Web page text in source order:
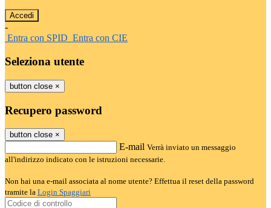
-
Entra con SPID Entra con CIE
Seleziona utente
button close ×
Recupero password
button close ×
E-mail Verrà inviato un messaggio
all'indirizzo indicato con le istruzioni necessarie.
Non hai una e-mail associata al nome utente? Effettua il reset della password
tramite la Login Spaggiari